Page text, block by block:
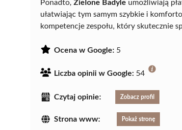
Ponadto, Zielone Badyle umożliwiają
ułatwiając tym samym szybkie i
kompetencje zespołu, który skutecznie
Ocena w Google: 5
Liczba opinii w Google: 54
Czytaj opinie: Zobacz profil
Strona www: Pokaż stronę